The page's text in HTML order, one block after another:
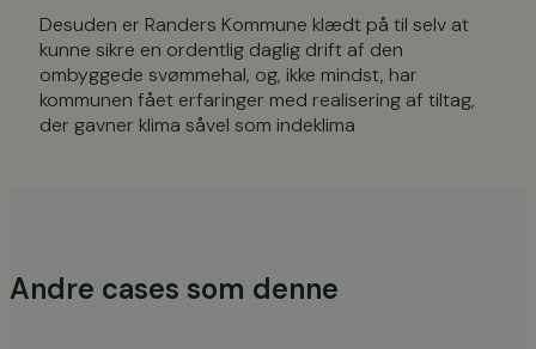
Desuden er Randers Kommune klædt på til selv at
kunne sikre en ordentlig daglig drift af den
ombyggede svømmehal, og, ikke mindst, har
kommunen fået erfaringer med realisering af tiltag,
der gavner klima såvel som indeklima
Andre cases som denne